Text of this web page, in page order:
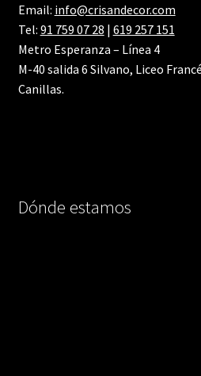
Email: info@crisandecor.com
Tel: 91 759 07 28 | 619 257 151
Metro Esperanza – Línea 4
M-40 salida 6 Silvano, Liceo
Canillas.
Dónde estamos